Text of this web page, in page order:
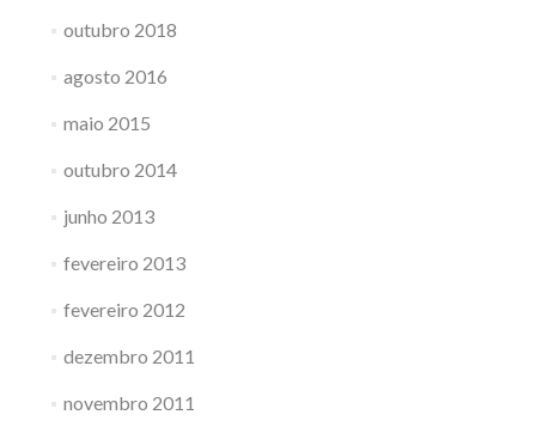
outubro 2018
agosto 2016
maio 2015
outubro 2014
junho 2013
fevereiro 2013
fevereiro 2012
dezembro 2011
novembro 2011